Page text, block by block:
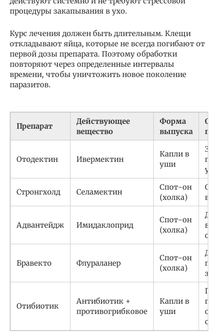
процедуры закапывания в ухо.
Курс лечения должен быть длительным. Клещи
откладывают яйца, которые не всегда погибают от
первой дозы препарата. Поэтому обработки
повторяют через определенные интервалы
времени, чтобы уничтожить новое поколение
паразитов.
Препарат
Действующее
вещество
Форма
выпуска
Отодектин Ивермектин
Капли в
уши
уха
Стронгхолд Селамектин
Спот-он
(холка)
в
Адвантейдж Имидаклоприд
Спот-он
(холка)
Бравекто Флураланер
Спот-он
(холка)
Отибиотик
Антибиотик +
противогрибковое
Капли в
уши